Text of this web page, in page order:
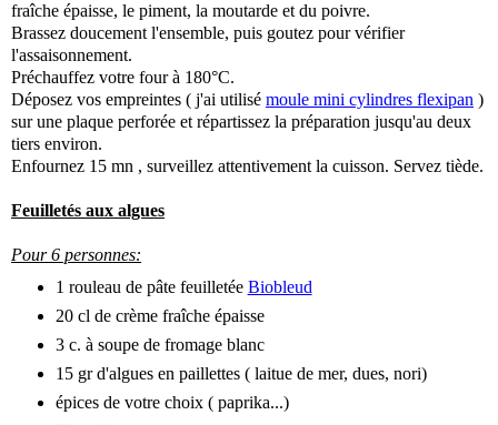
fraîche épaisse, le piment, la moutarde et du poivre.
Brassez doucement l'ensemble, puis goutez pour vérifier
l'assaisonnement.
Préchauffez votre four à 180°C.
Déposez vos empreintes ( j'ai utilisé moule mini cylindres flexipan )
sur une plaque perforée et répartissez la préparation jusqu'au deux
tiers environ.
Enfournez 15 mn , surveillez attentivement la cuisson. Servez tiède.
Feuilletés aux algues
Pour 6 personnes:
1 rouleau de pâte feuilletée Biobleud
20 cl de crème fraîche épaisse
3 c. à soupe de fromage blanc
15 gr d'algues en paillettes ( laitue de mer, dues, nori)
épices de votre choix ( paprika...)